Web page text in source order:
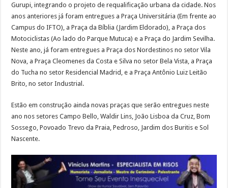
Gurupi, integrando o projeto de requalificação urbana da cidade. Nos
anos anteriores já foram entregues a Praça Universitária (Em frente ao
Campus do IFTO), a Praça da Bíblia (Jardim Eldorado), a Praça dos
Motociclistas (Ao lado do Parque Mutuca) e a Praça do Jardim Sevilha.
Neste ano, já foram entregues a Praça dos Nordestinos no setor Vila
Nova, a Praça Cleomenes da Costa e Silva no setor Bela Vista, a Praça
do Tucha no setor Residencial Madrid, e a Praça Antônio Luiz Leitão
Brito, no setor Industrial.
Estão em construção ainda novas praças que serão entregues neste
ano nos setores Campo Bello, Waldir Lins, João Lisboa da Cruz, Bom
Sossego, Povoado Trevo da Praia, Pedroso, Jardim dos Buritis e Sol
Nascente.